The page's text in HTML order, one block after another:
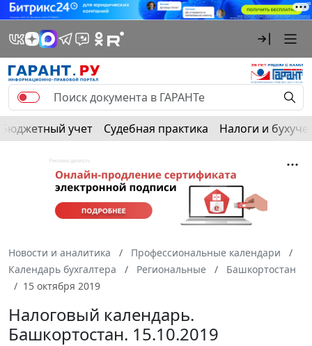
Бюджетный учет Судебная практика Налоги и
Новости и аналитика
Профессиональные календари
Календарь бухгалтера
Региональные
Башкортостан
15 октября 2019
Налоговый календарь.
Башкортостан. 15.10.2019